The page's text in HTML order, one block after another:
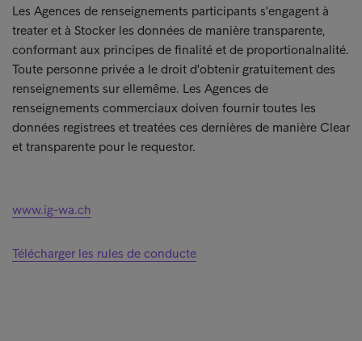
Les Agences de renseignements participants s'engagent à
treater et à Stocker les données de manière transparente,
conformant aux principes de finalité et de proportionalnalité.
Toute personne privée a le droit d'obtenir gratuitement des
renseignements sur ellemême. Les Agences de
renseignements commerciaux doiven fournir toutes les
données registrees et treatées ces dernières de manière Clear
et transparente pour le requestor.
www.ig-wa.ch
Télécharger les rules de conducte